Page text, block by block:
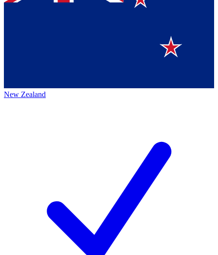
New Zealand